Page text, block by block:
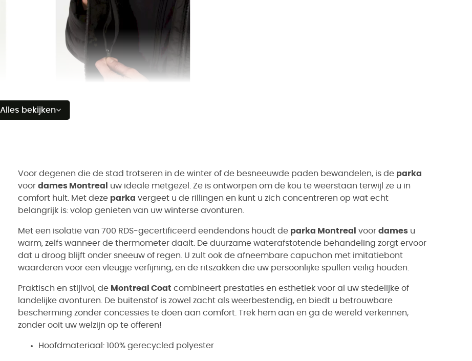
Alles bekijken
Voor degenen die de stad trotseren in de winter of de besneeuwde paden bewandelen, is de parka
voor dames Montreal
uw ideale metgezel. Ze is ontworpen om de kou te weerstaan terwijl ze u in
comfort hult. Met deze parka vergeet u de rillingen en kunt u zich concentreren op wat echt
belangrijk is: volop genieten van uw winterse avonturen.
Met een isolatie van 700 RDS-gecertificeerd eendendons houdt de parka Montreal voor dames u
warm, zelfs wanneer de thermometer daalt. De duurzame waterafstotende behandeling zorgt ervoor
dat u droog blijft onder sneeuw of regen. U zult ook de afneembare capuchon met imitatiebont
waarderen voor een vleugje verfijning, en de ritszakken die uw persoonlijke spullen veilig houden.
Praktisch en stijlvol, de Montreal Coat combineert prestaties en esthetiek voor al uw stedelijke of
landelijke avonturen. De buitenstof is zowel zacht als weerbestendig, en biedt u betrouwbare
bescherming zonder concessies te doen aan comfort. Trek hem aan en ga de wereld verkennen,
zonder ooit uw welzijn op te offeren!
Hoofdmateriaal: 100% gerecycled polyester